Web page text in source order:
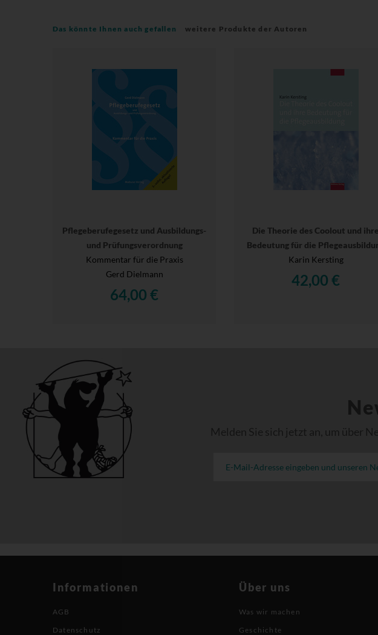
Das könnte Ihnen auch gefallen weitere Produkte der Autoren
Pflegeberufegesetz und Ausbildungs-
und Prüfungsverordnung
Kommentar für die Praxis
Gerd Dielmann
64,00 €
Die Theorie des Coolout und ihre
Bedeutung für die
Karin Kersting
42,00 €
Melden Sie sich jetzt an, um über
Informationen
AGB
Datenschutz
Über uns
Was wir machen
Geschichte